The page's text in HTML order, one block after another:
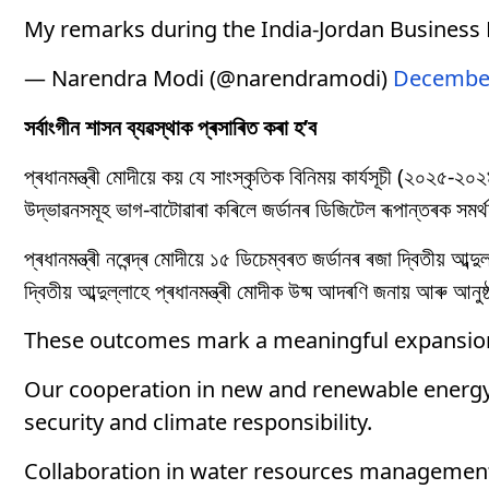
My remarks during the India-Jordan
— Narendra Modi (@narendramodi)
সৰ্বাংগীন শাসন ব্যৱস্থাক প্ৰসাৰিত কৰা হ’ব
প্ৰধানমন্ত্ৰী মোদীয়ে কয় যে সাংস্কৃতিক বিনিময় কাৰ্যসূচী
উদ্ভাৱনসমূহ ভাগ-বাটোৱাৰা কৰিলে জৰ্ডানৰ ডিজিটেল ৰূপান্তৰক
প্ৰধানমন্ত্ৰী নৰেন্দ্ৰ মোদীয়ে ১৫ ডিচেম্বৰত জৰ্ডানৰ ৰজা দ্বিতীয়
দ্বিতীয় আব্দুল্লাহে প্ৰধানমন্ত্ৰী মোদীক উষ্ম আদৰণি জনায় আৰু
These outcomes mark a meaningful
Our cooperation in new and renewable
security and climate responsibility.
Collaboration in water resources